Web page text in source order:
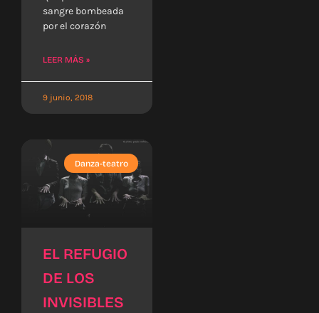
sangre bombeada
por el corazón
LEER MÁS »
9 junio, 2018
Danza-teatro
EL REFUGIO
DE LOS
INVISIBLES